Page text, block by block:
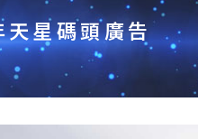
星碼頭廣告